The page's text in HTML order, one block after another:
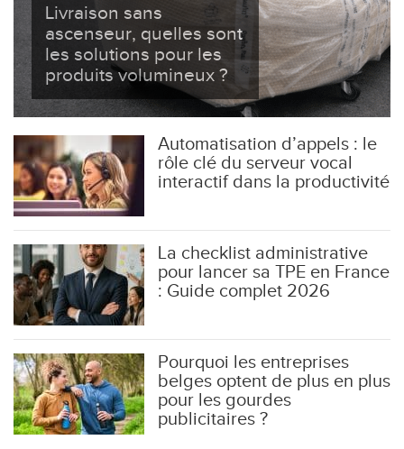
Livraison sans
ascenseur, quelles sont
les solutions pour les
produits volumineux ?
Automatisation d’appels : le
rôle clé du serveur vocal
interactif dans la productivité
La checklist administrative
pour lancer sa TPE en France
: Guide complet 2026
Pourquoi les entreprises
belges optent de plus en plus
pour les gourdes
publicitaires ?